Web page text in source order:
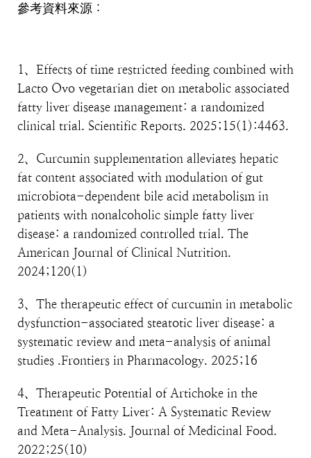
參考資料來源：
1、Effects of time restricted feeding combined with
Lacto Ovo vegetarian diet on metabolic associated
fatty liver disease management: a randomized
clinical trial. Scientific Reports. 2025;15(1):4463.
2、Curcumin supplementation alleviates hepatic
fat content associated with modulation of gut
microbiota-dependent bile acid metabolism in
patients with nonalcoholic simple fatty liver
disease: a randomized controlled trial. The
American Journal of Clinical Nutrition.
2024;120(1)
3、The therapeutic effect of curcumin in metabolic
dysfunction-associated steatotic liver disease: a
systematic review and meta-analysis of animal
studies .Frontiers in Pharmacology. 2025;16
4、Therapeutic Potential of Artichoke in the
Treatment of Fatty Liver: A Systematic Review
and Meta-Analysis. Journal of Medicinal Food.
2022;25(10)